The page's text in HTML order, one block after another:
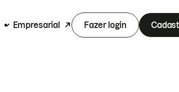
Empresarial Fazer login